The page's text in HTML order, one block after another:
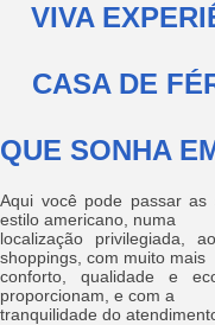
VIVA
CASA DE
QUE SONHA
Aqui você pode passar
estilo americano, numa
localização privilegiada,
shoppings, com muito mais
conforto, qualidade e
proporcionam, e com a
tranquilidade do